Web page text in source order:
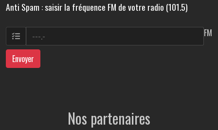
Anti Spam : saisir la fréquence FM de votre radio (101.5)
FM
Envoyer
Nos partenaires